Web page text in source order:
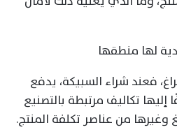
لها منطقها
فعند شراء السبيكة، يدفع
تكاليف مرتبطة بالتصنيع
وغيرها من عناصر تكلفة المنتج.